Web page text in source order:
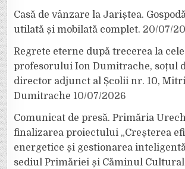
Casă de vânzare la Jariștea.
utilată și mobilată complet. 20/07/
Regrete eterne după trecerea la
profesorului Ion Dumitrache, soțul
director adjunct al Școlii nr. 10,
Dumitrache 10/07/2026
Comunicat de presă. Primăria
finalizarea proiectului „Creșterea
energetice și gestionarea
sediul Primăriei și Căminul